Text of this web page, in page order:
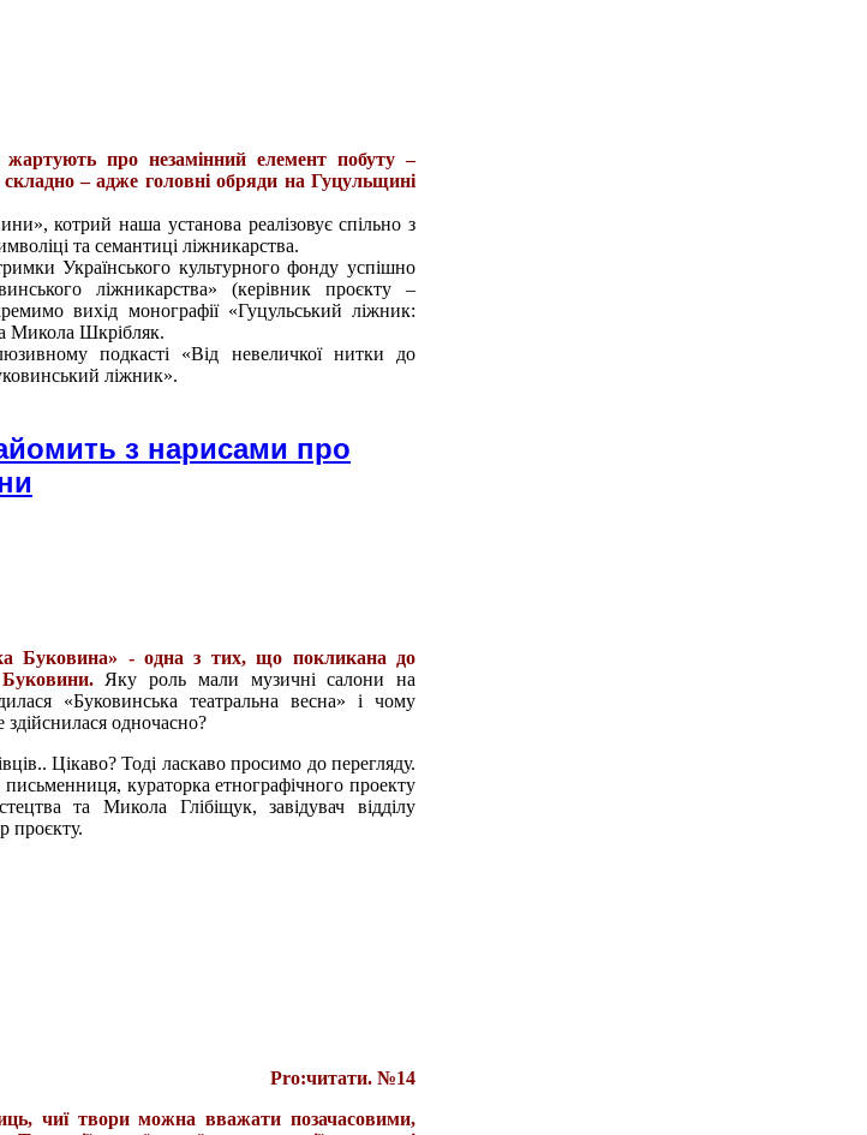
про незамінний елемент побуту –
– адже головні обряди на Гуцульщині
котрий наша установа реалізовує спільно з
та семантиці ліжникарства.
Українського культурного фонду успішно
ліжникарства» (керівник проєкту –
вихід монографії «Гуцульський ліжник:
Микола Шкрібляк.
подкасті «Від невеличкої нитки до
ліжник».
з нарисами про
Буковина» - одна з тих, що покликана до
Яку роль мали музичні салони на
«Буковинська театральна весна» і чому
здійснилася одночасно?
Цікаво? Тоді ласкаво просимо до перегляду.
кураторка етнографічного проекту
та Микола Глібіщук, завідувач відділу
проєкту.
Pro:читати. №14
чиї твори можна вважати позачасовими,